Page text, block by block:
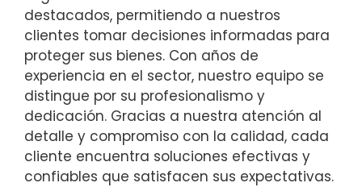
destacados, permitiendo a nuestros
clientes tomar decisiones informadas para
proteger sus bienes. Con años de
experiencia en el sector, nuestro equipo se
distingue por su profesionalismo y
dedicación. Gracias a nuestra atención al
detalle y compromiso con la calidad, cada
cliente encuentra soluciones efectivas y
confiables que satisfacen sus expectativas.